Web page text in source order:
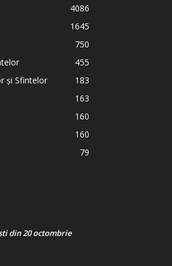
4086
1645
750
455
și Sfintelor
183
163
160
160
79
din 20 octombrie